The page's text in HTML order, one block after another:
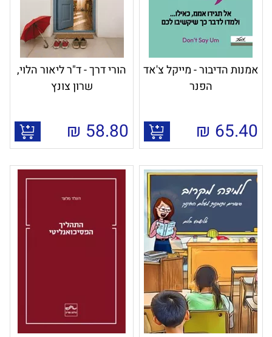
אמנות הדיבור - מייקל צ'אד
הפנר
65.40
₪
הורי דרך - ד"ר ליאור הלוי,
שרון צונץ
58.80
₪